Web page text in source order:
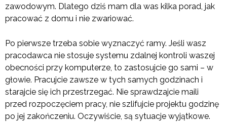
zawodowym. Dlatego dziś mam dla was kilka porad, jak
pracować z domu i nie zwariować.
Po pierwsze trzeba sobie wyznaczyć ramy. Jeśli wasz
pracodawca nie stosuje systemu zdalnej kontroli waszej
obecności przy komputerze, to zastosujcie go sami – w
głowie. Pracujcie zawsze w tych samych godzinach i
starajcie się ich przestrzegać. Nie sprawdzajcie maili
przed rozpoczęciem pracy, nie szlifujcie projektu godzinę
po jej zakończeniu. Oczywiście, są sytuacje wyjątkowe.